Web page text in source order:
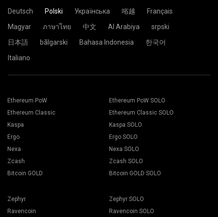
Deutsch
Polski Українська 㗂越
Français
Magyar
ภาษาไทย 中文 Al Arabiya
srpski
日本語
bãlgarski Bahasa Indonesia
한국어
Italiano
Ethereum PoW
Ethereum Classic
Kaspa
Ergo
Nexa
Zcash
Bitcoin GOLD
Ethereum PoW SOLO
Ethereum Classic SOLO
Kaspa SOLO
Ergo SOLO
Nexa SOLO
Zcash SOLO
Bitcoin GOLD SOLO
Zephyr
Ravencoin
Zephyr SOLO
Ravencoin SOLO